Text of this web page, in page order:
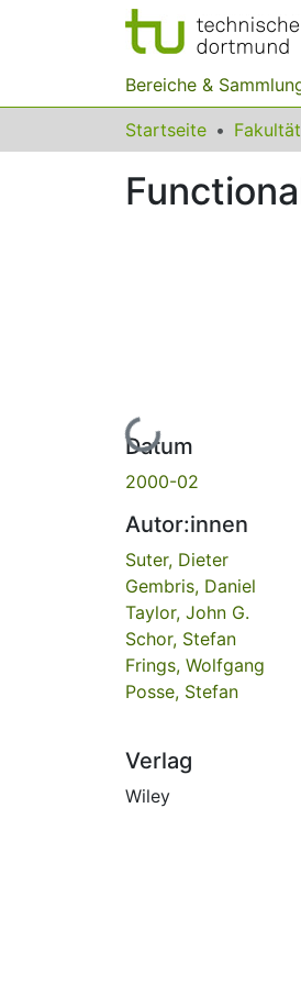
Bereiche &
Startseite
Lade...
Datum
2000-02
Autor:innen
Suter, Dieter
Gembris, Daniel
Taylor, John G.
Schor, Stefan
Frings, Wolfgang
Posse, Stefan
Verlag
Wiley